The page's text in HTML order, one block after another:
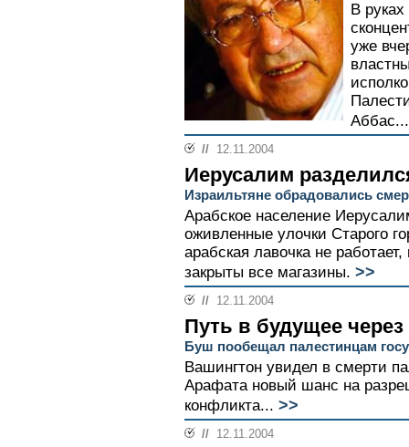
В
уже
Аббас...
// 12.11.2004
Иерусалим
Израильтяне обрадовались
Арабское население
оживленные улочки Старого
арабская лавочка не
закрыты все магазины. >>
// 12.11.2004
Путь в будущее
Буш пообещал палестинцам
Вашингтон увидел в смерти
Арафата новый шанс на
конфликта... >>
// 12.11.2004